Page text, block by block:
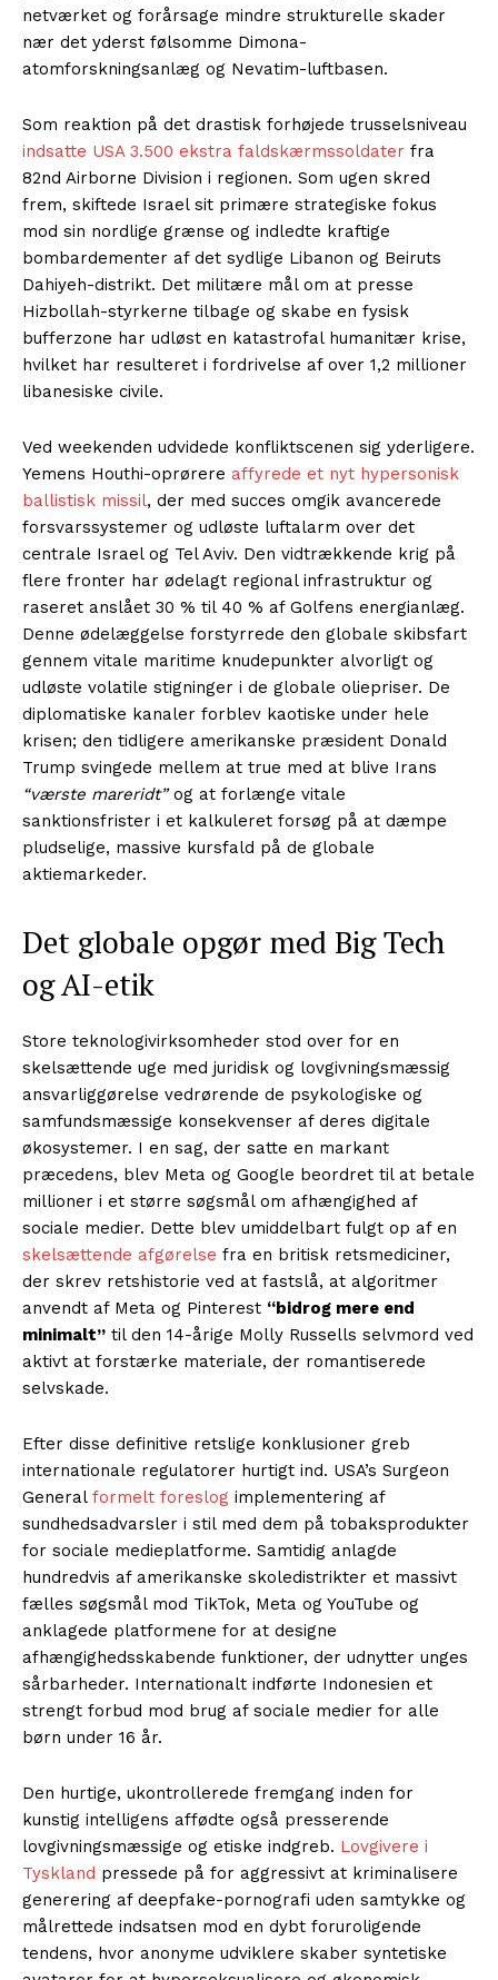
netværket og forårsage mindre strukturelle skader
nær det yderst følsomme Dimona-
atomforskningsanlæg og Nevatim-luftbasen.
Som reaktion på det drastisk forhøjede trusselsniveau
indsatte USA 3.500 ekstra faldskærmssoldater fra
82nd Airborne Division i regionen. Som ugen skred
frem, skiftede Israel sit primære strategiske fokus
mod sin nordlige grænse og indledte kraftige
bombardementer af det sydlige Libanon og Beiruts
Dahiyeh-distrikt. Det militære mål om at presse
Hizbollah-styrkerne tilbage og skabe en fysisk
bufferzone har udløst en katastrofal humanitær krise,
hvilket har resulteret i fordrivelse af over 1,2 millioner
libanesiske civile.
Ved weekenden udvidede konfliktscenen sig yderligere.
Yemens Houthi-oprørere affyrede et nyt hypersonisk
ballistisk missil, der med succes omgik avancerede
forsvarssystemer og udløste luftalarm over det
centrale Israel og Tel Aviv. Den vidtrækkende krig på
flere fronter har ødelagt regional infrastruktur og
raseret anslået 30 % til 40 % af Golfens energianlæg.
Denne ødelæggelse forstyrrede den globale skibsfart
gennem vitale maritime knudepunkter alvorligt og
udløste volatile stigninger i de globale oliepriser. De
diplomatiske kanaler forblev kaotiske under hele
krisen; den tidligere amerikanske præsident Donald
Trump svingede mellem at true med at blive Irans
“værste mareridt”og at forlænge vitale
sanktionsfrister i et kalkuleret forsøg på at dæmpe
pludselige, massive kursfald på de globale
aktiemarkeder.
Det globale opgør med Big Tech
og AI-etik
Store teknologivirksomheder stod over for en
skelsættende uge med juridisk og lovgivningsmæssig
ansvarliggørelse vedrørende de psykologiske og
samfundsmæssige konsekvenser af deres digitale
økosystemer. I en sag, der satte en markant
præcedens, blev Meta og Google beordret til at betale
millioner i et større søgsmål om afhængighed af
sociale medier. Dette blev umiddelbart fulgt op af en
skelsættende afgørelse fra en britisk retsmediciner,
der skrev retshistorie ved at fastslå, at algoritmer
anvendt af Meta og Pinterest “bidrog mere end
minimalt” til den 14-årige Molly Russells selvmord ved
aktivt at forstærke materiale, der romantiserede
selvskade.
Efter disse definitive retslige konklusioner greb
internationale regulatorer hurtigt ind. USA’s Surgeon
General formelt foreslog implementering af
sundhedsadvarsler i stil med dem på tobaksprodukter
for sociale medieplatforme. Samtidig anlagde
hundredvis af amerikanske skoledistrikter et massivt
fælles søgsmål mod TikTok, Meta og YouTube og
anklagede platformene for at designe
afhængighedsskabende funktioner, der udnytter unges
sårbarheder. Internationalt indførte Indonesien et
strengt forbud mod brug af sociale medier for alle
børn under 16 år.
Den hurtige, ukontrollerede fremgang inden for
kunstig intelligens affødte også presserende
lovgivningsmæssige og etiske indgreb. Lovgivere i
Tyskland pressede på for aggressivt at kriminalisere
generering af deepfake-pornografi uden samtykke og
målrettede indsatsen mod en dybt foruroligende
tendens, hvor anonyme udviklere skaber syntetiske